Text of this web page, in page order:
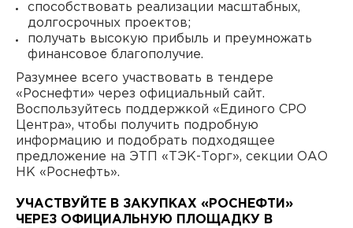
способствовать реализации масштабных,
долгосрочных проектов;
получать высокую прибыль и преумножать
финансовое благополучие.
Разумнее всего участвовать в тендере
«Роснефти» через официальный сайт.
Воспользуйтесь поддержкой «Единого СРО
Центра», чтобы получить подробную
информацию и подобрать подходящее
предложение на ЭТП «ТЭК-Торг», секции ОАО
НК «Роснефть».
УЧАСТВУЙТЕ В ЗАКУПКАХ «РОСНЕФТИ»
ЧЕРЕЗ ОФИЦИАЛЬНУЮ ПЛОЩАДКУ В